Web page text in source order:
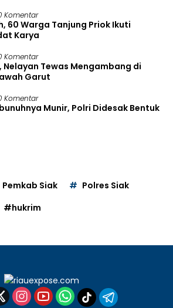
Komentar
60 Warga Tanjung Priok Ikuti
Karya
Komentar
Nelayan Tewas Mengambang di
Garut
Komentar
Munir, Polri Didesak Bentuk
Pemkab Siak
Polres Siak
#hukrim